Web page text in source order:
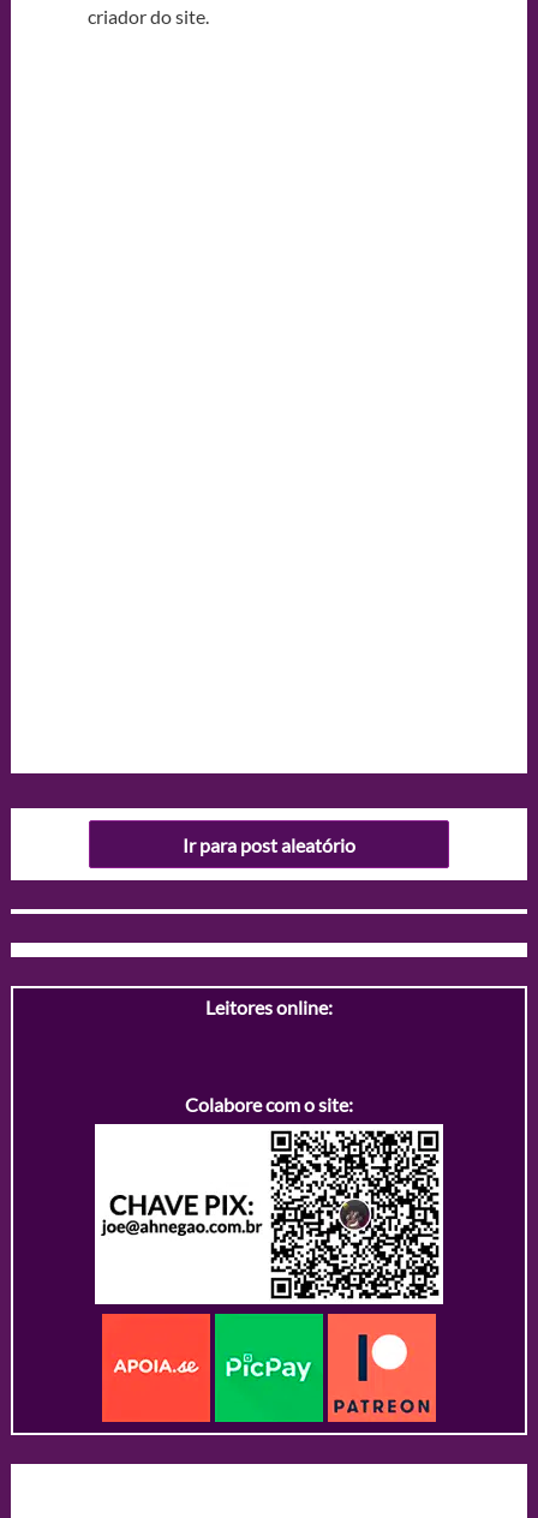
criador do site.
Ir para post aleatório
Leitores online:
Colabore com o site: